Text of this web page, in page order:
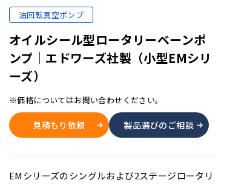
油回転真空ポンプ
オイルシール型ロータリーベーンポ
ンプ│エドワーズ社製（小型EMシリ
ーズ）
※価格についてはお問い合わせください。
見積もり依頼 製品選びのご相談
EMシリーズのシングルおよび2ステージロータリ